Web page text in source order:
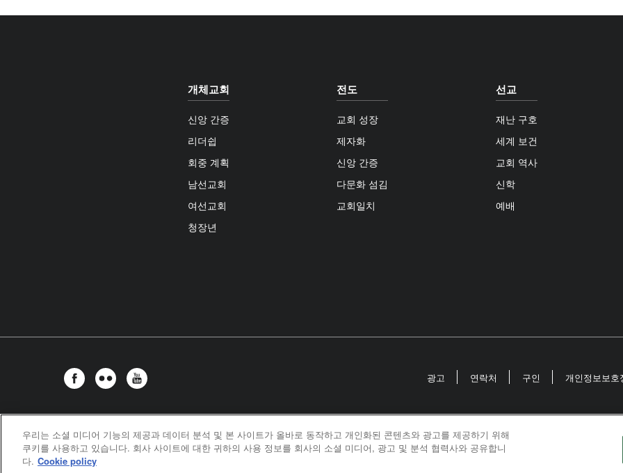
개체교회
신앙 간증
리더쉽
회중 계획
남선교회
여선교회
청장년
전도
교회 성장
제자화
신앙 간증
다문화 섬김
교회일치
선교
재난 구호
세계 보건
교회 역사
신학
예배
광고 연락처 구인 개인정보보호
United Methodist Communications is an agency of The United
United Methodist Communications. All Rights
우리는 소셜 미디어 기능의 제공과 데이터 분석 및 본 사이트가 올바로 동작하고 개인화된 콘텐츠와 광고를 제공하기 위해
쿠키를 사용하고 있습니다. 회사 사이트에 대한 귀하의 사용 정보를 회사의 소셜 미디어, 광고 및 분석 협력사와 공유합니
다. Cookie policy